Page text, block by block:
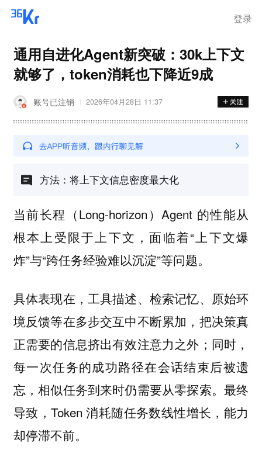
登录
通用自进化Agent新突破：30k上下文
就够了，token消耗也下降近9成
账号已注销 2026年04月28日 11:37
方法：将上下文信息密度最大化
当前长程（Long-horizon）Agent 的性能从
根本上受限于上下文，面临着“上下文爆
炸”与“跨任务经验难以沉淀”等问题。
具体表现在，工具描述、检索记忆、原始环
境反馈等在多步交互中不断累加，把决策真
正需要的信息挤出有效注意力之外；同时，
每一次任务的成功路径在会话结束后被遗
忘，相似任务到来时仍需要从零探索。最终
导致，Token 消耗随任务数线性增长，能力
却停滞不前。